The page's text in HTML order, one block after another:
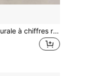
1 pièce Horloge murale à chiffres romains d'art abstrait, mouvement à quartz ultra-silencieux, sans bruit de tic-tac, convient pour décorer le salon, la chambre, le bureau, la cuisine, la boulangerie et le café, cadeau décoratif parfait pour les amis et la famille, peut être utilisé pour la décoration de la chambre, la décoration de la chambre à coucher, la décoration de la chambre d'étudiant, la décoration de la rentrée scolaire, la surprise scolaire, la décoration de la maison et les fournitures scolaires